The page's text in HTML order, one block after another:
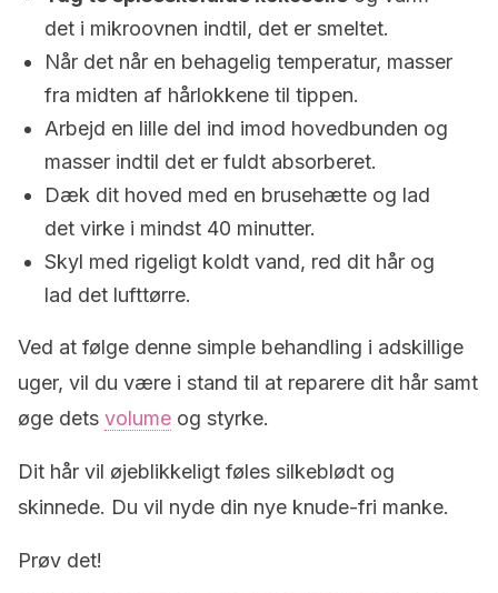
det i mikroovnen indtil, det er smeltet.
Når det når en behagelig temperatur, masser
fra midten af hårlokkene til tippen.
Arbejd en lille del ind imod hovedbunden og
masser indtil det er fuldt absorberet.
Dæk dit hoved med en brusehætte og lad
det virke i mindst 40 minutter.
Skyl med rigeligt koldt vand, red dit hår og
lad det lufttørre.
Ved at følge denne simple behandling i adskillige
uger, vil du være i stand til at reparere dit hår samt
øge dets volume og styrke.
Dit hår vil øjeblikkeligt føles silkeblødt og
skinnede. Du vil nyde din nye knude-fri manke.
Prøv det!